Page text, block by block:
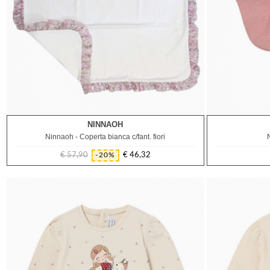
TU
NINNAOH
Ninnaoh - Coperta bianca c/fant. fiori
Prezzo
€ 57,90 -20%
Prezzo
€ 46,32